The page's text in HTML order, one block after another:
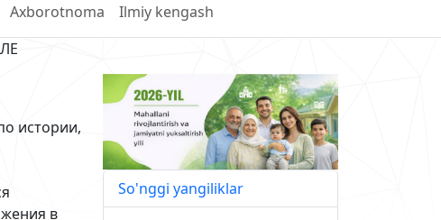
Axborotnoma
Ilmiy kengash
истории,
в
So'nggi yangiliklar